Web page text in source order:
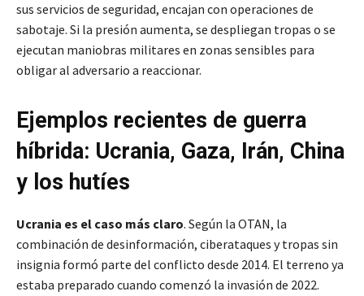
sus servicios de seguridad, encajan con operaciones de
sabotaje. Si la presión aumenta, se despliegan tropas o se
ejecutan maniobras militares en zonas sensibles para
obligar al adversario a reaccionar.
Ejemplos recientes de guerra
híbrida: Ucrania, Gaza, Irán, China
y los hutíes
Ucrania es el caso más claro. Según la OTAN, la
combinación de desinformación, ciberataques y tropas sin
insignia formó parte del conflicto desde 2014. El terreno ya
estaba preparado cuando comenzó la invasión de 2022.